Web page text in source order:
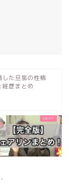
した旦那の性格
経歴まとめ